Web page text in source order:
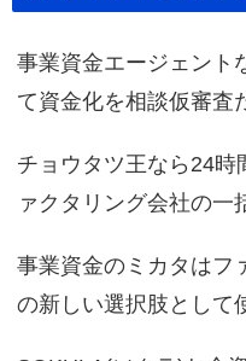
事業資金エージェント
て資金化を相談仮審査
チョウタツ王なら24時
ァクタリング会社の一
事業資金のミカタはフ
の新しい選択肢として